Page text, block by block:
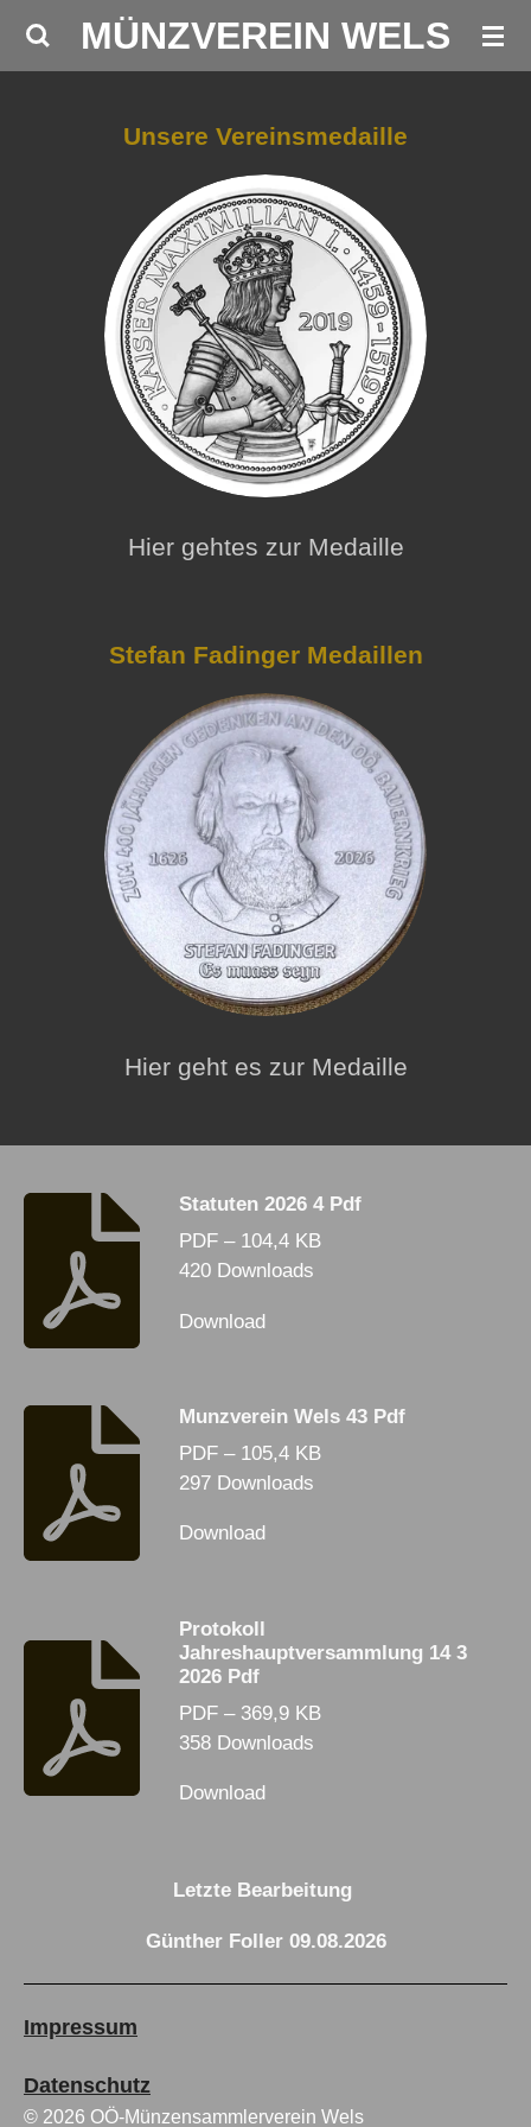
Zum
MÜNZVEREIN WELS
Unsere Vereinsmedaille
Hier gehtes zur Medaille
Stefan Fadinger Medaillen
Hier geht es zur Medaille
Statuten 2026 4 Pdf
PDF – 104,4 KB
420 Downloads
Download
Munzverein Wels 43 Pdf
PDF – 105,4 KB
297 Downloads
Download
Protokoll
Jahreshauptversammlung 14 3
2026 Pdf
PDF – 369,9 KB
358 Downloads
Download
Letzte Bearbeitung
Günther Foller 09.08.2026
Impressum
Datenschutz
© 2026 OÖ-Münzensammlerverein Wels